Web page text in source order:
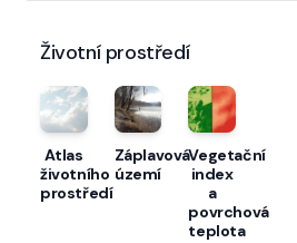
Životní prostředí
Atlas
životního
prostředí
Záplavová
území
Vegetační
index
a
povrchová
teplota